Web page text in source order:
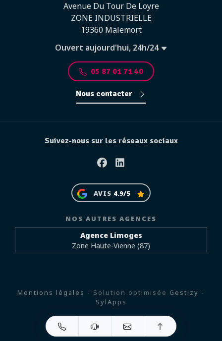
Avenue Du Tour De Loyre
ZONE INDUSTRIELLE
19360 Malemort
Ouvert aujourd'hui, 24h/24
05 87 01 71 40
Nous contacter
Suivez-nous sur les réseaux sociaux
FacebookLinkedin
AVIS 4.9/5
NOS AUTRES AGENCES
Agence Limoges
Zone Haute-Vienne (87)
Mentions légales - Solution optimisée Gestizy -
SylApps